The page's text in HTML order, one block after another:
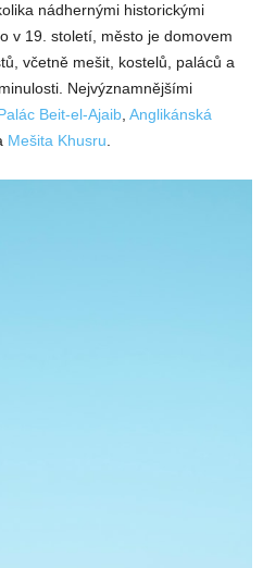
nádhernými historickými
v 19. století, město je domovem
včetně mešit, kostelů, paláců a
Nejvýznamnějšími
Beit-el-Ajaib, Anglikánská
Mešita Khusru.